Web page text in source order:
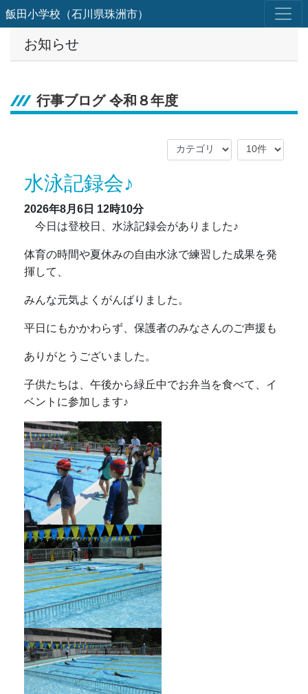
飯田小学校（石川県珠洲市）
お知らせ
行事ブログ 令和８年度
水泳記録会♪
2026年8月6日 12時10分
今日は登校日、水泳記録会がありました♪
体育の時間や夏休みの自由水泳で練習した成果を発
揮して、
みんな元気よくがんばりました。
平日にもかかわらず、保護者のみなさんのご声援も
ありがとうございました。
子供たちは、午後から緑丘中でお弁当を食べて、イ
ベントに参加します♪